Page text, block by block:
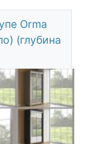
Orma
(глубина